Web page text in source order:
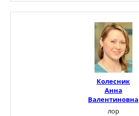
Колесник
Анна
Валентиновна
лор